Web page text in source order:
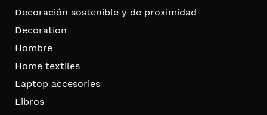
Decoración sostenible y de proximidad
Decoration
Hombre
Home textiles
Laptop accesories
Libros